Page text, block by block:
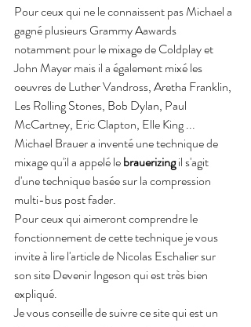
Pour ceux qui ne le connaissent pas Michael a
gagné plusieurs Grammy Aawards
notamment pour le mixage de Coldplay et
John Mayer mais il a également mixé les
oeuvres de Luther Vandross, Aretha Franklin,
Les Rolling Stones, Bob Dylan, Paul
McCartney, Eric Clapton, Elle King ...
Michael Brauer a inventé une technique de
mixage qu'il a appelé le brauerizing il s'agit
d'une technique basée sur la compression
multi-bus post fader.
Pour ceux qui aimeront comprendre le
fonctionnement de cette technique je vous
invite à lire l'article de Nicolas Eschalier sur
son site Devenir Ingeson qui est très bien
expliqué.
Je vous conseille de suivre ce site qui est un